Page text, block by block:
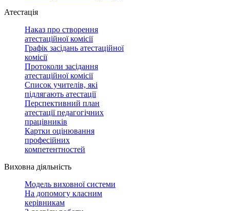
Атестація
Наказ про створення
атестаційної комісії
Графік засідань атестаційної
комісії
Протоколи засідання
атестаційної комісії
Список учителів, які
підлягають атестації
Перспективний план
атестації педагогічних
працівників
Картки оцінювання
професійних
компетентностей
Виховна діяльність
Модель виховної системи
На допомогу класним
керівникам